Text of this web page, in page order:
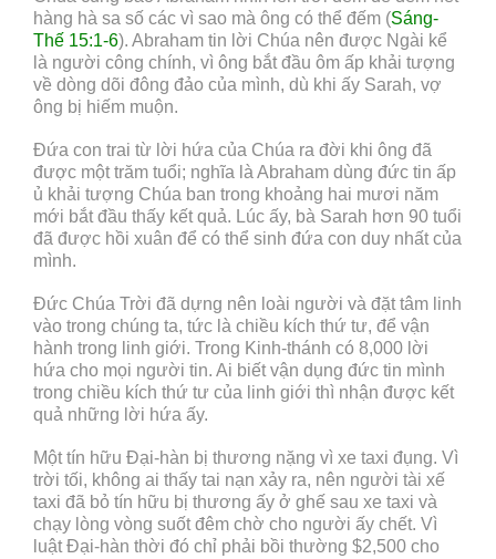
hàng hà sa số các vì sao mà ông có thể đếm (Sáng-
Thế 15:1-6). Abraham tin lời Chúa nên được Ngài kể
là người công chính, vì ông bắt đầu ôm ấp khải tượng
về dòng dõi đông đảo của mình, dù khi ấy Sarah, vợ
ông bị hiếm muộn.
Đứa con trai từ lời hứa của Chúa ra đời khi ông đã
được một trăm tuổi; nghĩa là Abraham dùng đức tin ấp
ủ khải tượng Chúa ban trong khoảng hai mươi năm
mới bắt đầu thấy kết quả. Lúc ấy, bà Sarah hơn 90 tuổi
đã được hồi xuân để có thể sinh đứa con duy nhất của
mình.
Đức Chúa Trời đã dựng nên loài người và đặt tâm linh
vào trong chúng ta, tức là chiều kích thứ tư, để vận
hành trong linh giới. Trong Kinh-thánh có 8,000 lời
hứa cho mọi người tin. Ai biết vận dụng đức tin mình
trong chiều kích thứ tư của linh giới thì nhận được kết
quả những lời hứa ấy.
Một tín hữu Đại-hàn bị thương nặng vì xe taxi đụng. Vì
trời tối, không ai thấy tai nạn xảy ra, nên người tài xế
taxi đã bỏ tín hữu bị thương ấy ở ghế sau xe taxi và
chạy lòng vòng suốt đêm chờ cho người ấy chết. Vì
luật Đại-hàn thời đó chỉ phải bồi thường $2,500 cho